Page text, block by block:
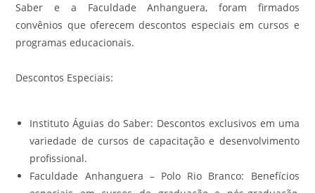
Saber e a Faculdade Anhanguera, foram firmados
convênios que oferecem descontos especiais em cursos e
programas educacionais.
Descontos Especiais:
Instituto Águias do Saber: Descontos exclusivos em uma
variedade de cursos de capacitação e desenvolvimento
profissional.
Faculdade Anhanguera – Polo Rio Branco: Benefícios